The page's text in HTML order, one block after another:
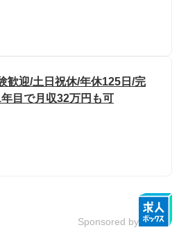
歓迎/土日祝休/年休125日/完
目で月収32万円も可
Sponsored by